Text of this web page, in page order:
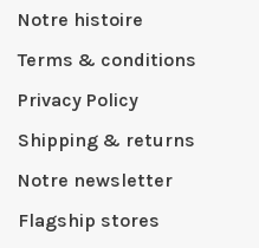
Notre histoire
Terms & conditions
Privacy Policy
Shipping & returns
Notre newsletter
Flagship stores